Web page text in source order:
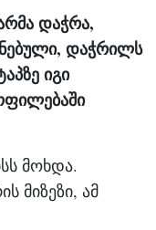
დაჭრა,
დაჭრილს
იგი
მოხდა.
მიზეზი, ამ